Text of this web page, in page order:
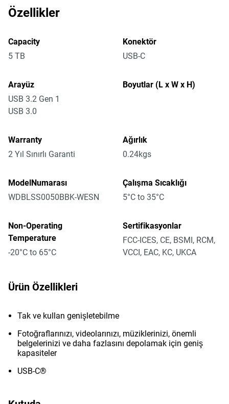
Özellikler
Capacity
5 TB
Konektör
USB-C
Arayüz
USB 3.2 Gen 1
USB 3.0
Boyutlar (L x W x H)
Warranty
2 Yıl Sınırlı Garanti
Ağırlık
0.24kgs
ModelNumarası
WDBLSS0050BBK-WESN
Çalışma Sıcaklığı
5°C to 35°C
Non-Operating
Temperature
-20°C to 65°C
Sertifikasyonlar
FCC-ICES, CE, BSMI, RCM,
VCCI, EAC, KC, UKCA
Ürün Özellikleri
Tak ve kullan genişletebilme
Fotoğraflarınızı, videolarınızı, müziklerinizi, önemli
belgelerinizi ve daha fazlasını depolamak için geniş
kapasiteler
USB-C®